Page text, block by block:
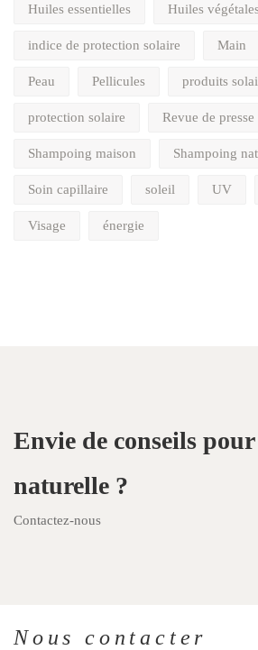
Huiles essentielles Huiles végétales
indice de protection solaire Main
Peau Pellicules produits
protection solaire Revue de presse
Shampoing maison Shampoing
Soin capillaire soleil UV
Visage énergie
Envie de conseils
naturelle ?
Contactez-nous
Nous contacter